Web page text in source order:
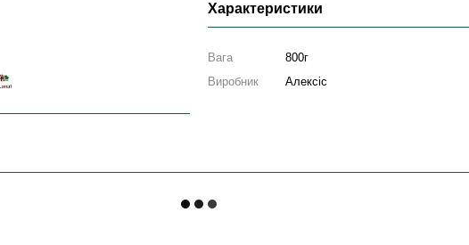
Характеристики
Вага
800г
Виробник
Алексіс